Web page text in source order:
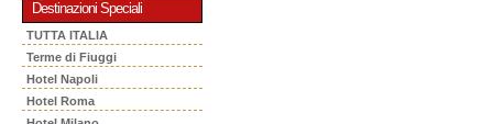
Destinazioni Speciali
TUTTA ITALIA
Terme di Fiuggi
Hotel Napoli
Hotel Roma